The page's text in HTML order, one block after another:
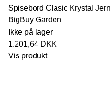
Spisebord Clasic Krystal
BigBuy Garden
Ikke på lager
1.201,64 DKK
Vis produkt